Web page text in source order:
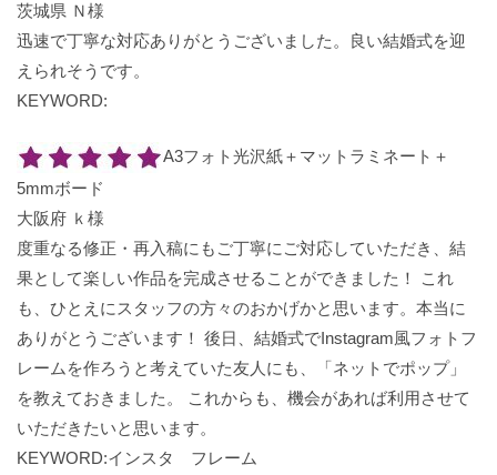
茨城県 Ｎ様
迅速で丁寧な対応ありがとうございました。良い結婚式を迎
えられそうです。
KEYWORD:
A3フォト光沢紙＋マットラミネート＋
5mmボード
大阪府 ｋ様
度重なる修正・再入稿にもご丁寧にご対応していただき、結
果として楽しい作品を完成させることができました！ これ
も、ひとえにスタッフの方々のおかげかと思います。本当に
ありがとうございます！ 後日、結婚式でInstagram風フォトフ
レームを作ろうと考えていた友人にも、「ネットでポップ」
を教えておきました。 これからも、機会があれば利用させて
いただきたいと思います。
KEYWORD:インスタ フレーム